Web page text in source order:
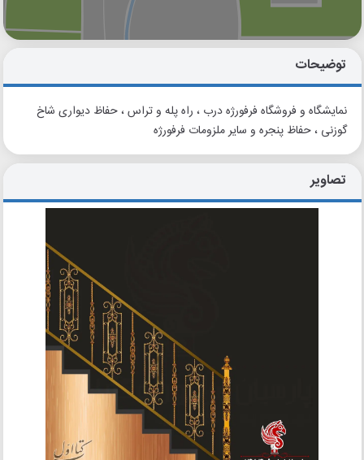
گوگل
توضیحات
نمایشگاه و فروشگاه فرفورژه درب ، راه پله و تراس ، حفاظ دیواری شاخ
گوزنی ، حفاظ پنجره و سایر ملزومات فرفورژه
تصاویر